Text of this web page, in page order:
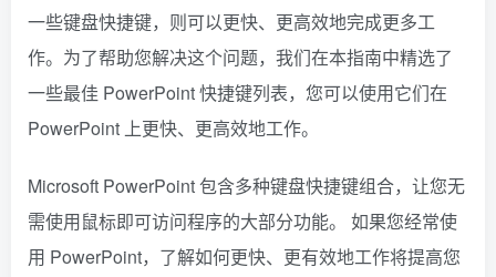
一些键盘快捷键，则可以更快、更高效地完成更多工
作。为了帮助您解决这个问题，我们在本指南中精选了
一些最佳 PowerPoint 快捷键列表，您可以使用它们在
PowerPoint 上更快、更高效地工作。
Microsoft PowerPoint 包含多种键盘快捷键组合，让您无
需使用鼠标即可访问程序的大部分功能。 如果您经常使
用 PowerPoint，了解如何更快、更有效地工作将提高您